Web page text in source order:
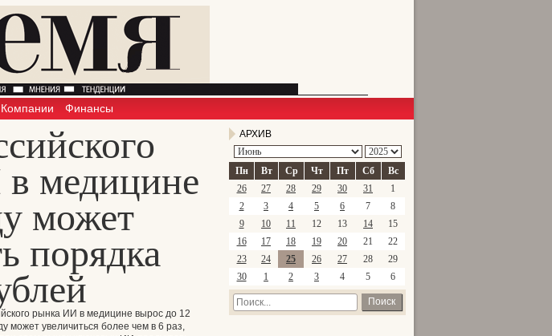
Компании Финансы
медицине
может
порядка
рынка ИИ в медицине вырос до 12
может увеличиться более чем в 6 раз,
АРХИВ
Пн Вт Ср Чт Пт Сб
Вс
26
27 28 29 30 31
1
2
3 4 5 6 7
8
9
10 11 12 13 14
15
16
17 18 19 20 21
22
23
24 25 26 27 28
29
30
1 2 3 4 5 6
Поиск